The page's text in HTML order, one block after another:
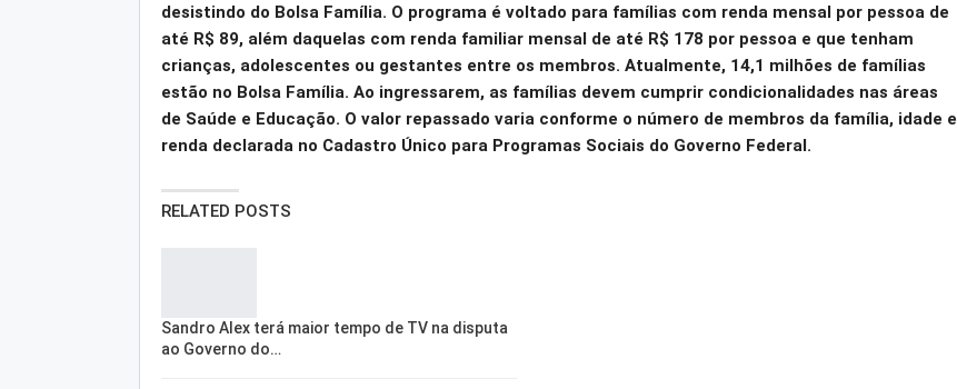
desistindo do Bolsa Família. O programa é voltado para famílias com renda mensal por pessoa de
até R$ 89, além daquelas com renda familiar mensal de até R$ 178 por pessoa e que tenham
crianças, adolescentes ou gestantes entre os membros. Atualmente, 14,1 milhões de famílias
estão no Bolsa Família. Ao ingressarem, as famílias devem cumprir condicionalidades nas áreas
de Saúde e Educação. O valor repassado varia conforme o número de membros da família, idade e
renda declarada no Cadastro Único para Programas Sociais do Governo Federal.
RELATED POSTS
Sandro Alex terá maior tempo de TV na disputa
ao Governo do…